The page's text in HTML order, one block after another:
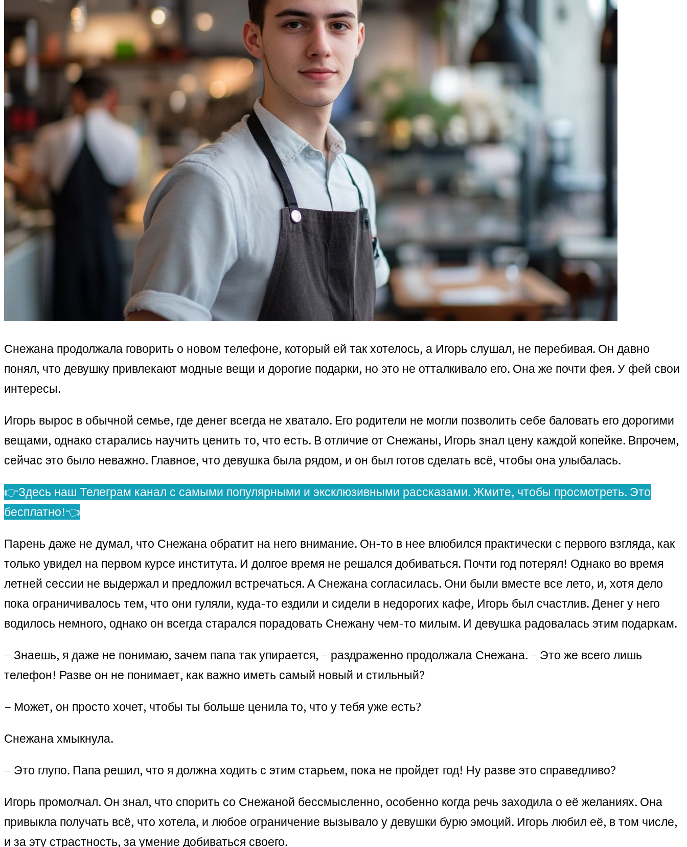
Снежана продолжала говорить о новом телефоне, который ей так хотелось, а Игорь слушал, не перебивая. Он давно
понял, что девушку привлекают модные вещи и дорогие подарки, но это не отталкивало его. Она же почти фея. У фей свои
интересы.
Игорь вырос в обычной семье, где денег всегда не хватало. Его родители не могли позволить себе баловать его дорогими
вещами, однако старались научить ценить то, что есть. В отличие от Снежаны, Игорь знал цену каждой копейке. Впрочем,
сейчас это было неважно. Главное, что девушка была рядом, и он был готов сделать всё, чтобы она улыбалась.
👉Здесь наш Телеграм канал с самыми популярными и эксклюзивными рассказами. Жмите, чтобы просмотреть. Это
бесплатно!👈
Парень даже не думал, что Снежана обратит на него внимание. Он-то в нее влюбился практически с первого взгляда, как
только увидел на первом курсе института. И долгое время не решался добиваться. Почти год потерял! Однако во время
летней сессии не выдержал и предложил встречаться. А Снежана согласилась. Они были вместе все лето, и, хотя дело
пока ограничивалось тем, что они гуляли, куда-то ездили и сидели в недорогих кафе, Игорь был счастлив. Денег у него
водилось немного, однако он всегда старался порадовать Снежану чем-то милым. И девушка радовалась этим подаркам.
– Знаешь, я даже не понимаю, зачем папа так упирается, – раздраженно продолжала Снежана. – Это же всего лишь
телефон! Разве он не понимает, как важно иметь самый новый и стильный?
– Может, он просто хочет, чтобы ты больше ценила то, что у тебя уже есть?
Снежана хмыкнула.
– Это глупо. Папа решил, что я должна ходить с этим старьем, пока не пройдет год! Ну разве это справедливо?
Игорь промолчал. Он знал, что спорить со Снежаной бессмысленно, особенно когда речь заходила о её желаниях. Она
привыкла получать всё, что хотела, и любое ограничение вызывало у девушки бурю эмоций. Игорь любил её, в том числе,
и за эту страстность, за умение добиваться своего.